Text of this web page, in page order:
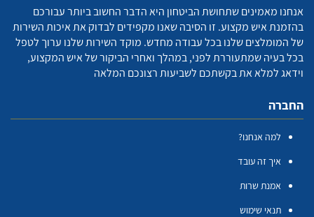
אנחנו מאמינים שתחושת הביטחון היא הדבר החשוב ביותר עבורכם
בהזמנת איש מקצוע. זו הסיבה שאנו מקפידים לבדוק את איכות השירות
של המומלצים שלנו בכל עבודה מחדש. מוקד השירות שלנו ערוך לטפל
בכל בעיה שמתעוררת לפני, במהלך ואחרי הביקור של איש המקצוע,
וידאג למלא את בקשתכם לשביעות רצונכם המלאה
החברה
למה אנחנו?
איך זה עובד
אמנת שרות
תנאי שימוש